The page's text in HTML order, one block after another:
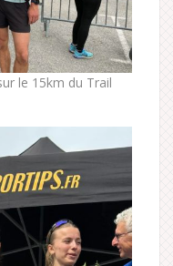
le 15km du Trail